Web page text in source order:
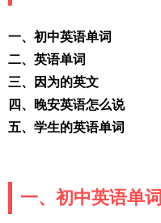
一、初中英语单词
二、英语单词
三、因为的英文
四、晚安英语怎么说
五、学生的英语单词
一、初中英语单词